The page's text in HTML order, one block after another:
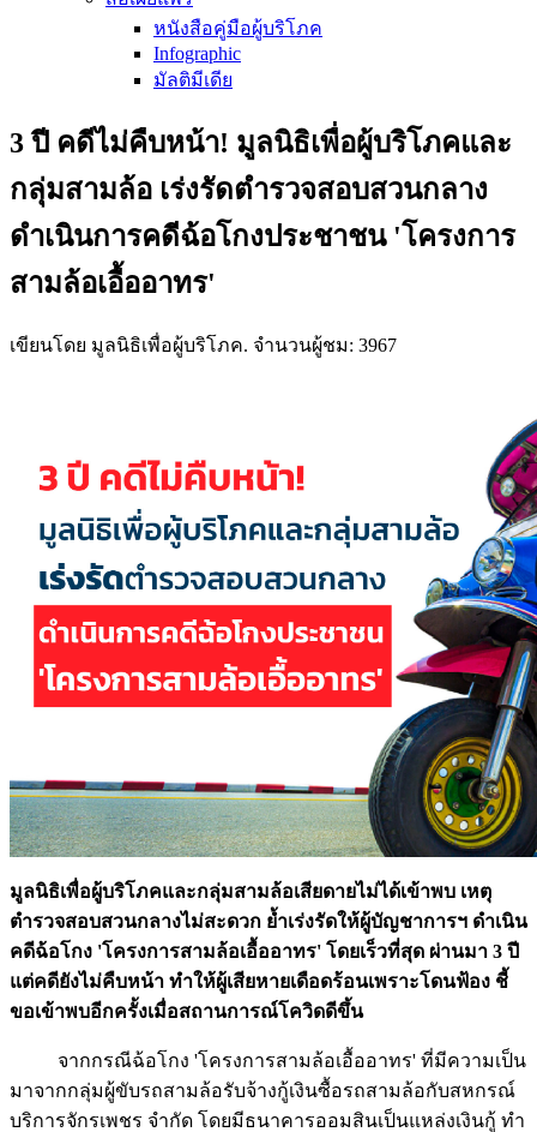
หนังสือคู่มือผู้บริโภค
Infographic
มัลติมีเดีย
3 ปี คดีไม่คืบหน้า! มูลนิธิเพื่อผู้บริโภคและ
กลุ่มสามล้อ เร่งรัดตำรวจสอบสวนกลาง
ดำเนินการคดีฉ้อโกงประชาชน 'โครงการ
สามล้อเอื้ออาทร'
เขียนโดย มูลนิธิเพื่อผู้บริโภค. จำนวนผู้ชม: 3967
มูลนิธิเพื่อผู้บริโภคและกลุ่มสามล้อเสียดายไม่ได้เข้าพบ เหตุ
ตำรวจสอบสวนกลางไม่สะดวก ย้ำเร่งรัดให้ผู้บัญชาการฯ ดำเนิน
คดีฉ้อโกง 'โครงการสามล้อเอื้ออาทร' โดยเร็วที่สุด ผ่านมา 3 ปี
แต่คดียังไม่คืบหน้า ทำให้ผู้เสียหายเดือดร้อนเพราะโดนฟ้อง ชี้
ขอเข้าพบอีกครั้งเมื่อสถานการณ์โควิดดีขึ้น
จากกรณีฉ้อโกง 'โครงการสามล้อเอื้ออาทร' ที่มีความเป็น
มาจากกลุ่มผู้ขับรถสามล้อรับจ้างกู้เงินซื้อรถสามล้อกับสหกรณ์
บริการจักรเพชร จำกัด โดยมีธนาคารออมสินเป็นแหล่งเงินกู้ ทำ